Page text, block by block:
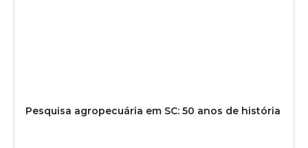
Pesquisa agropecuária em SC: 50 anos de história